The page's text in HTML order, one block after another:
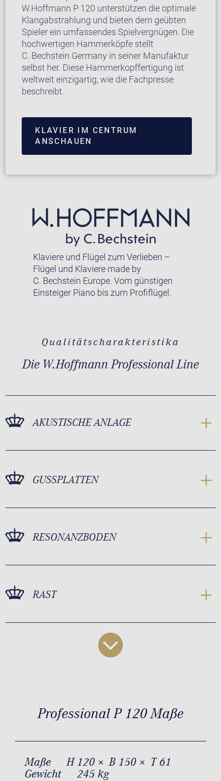
W.Hoffmann P 120 unterstützen die optimale
Klangabstrahlung und bieten dem geübten
Spieler ein umfassendes Spielvergnügen. Die
hochwertigen Hammerköpfe stellt
C. Bechstein Germany in seiner Manufaktur
selbst her. Diese Hammerkopffertigung ist
weltweit einzigartig, wie die Fachpresse
beschreibt.
KLAVIER IM CENTRUM
ANSCHAUEN
Klaviere und Flügel zum Verlieben –
Flügel und Klaviere made by
C. Bechstein Europe. Vom günstigen
Einsteiger Piano bis zum Profiflügel.
Qualitätscharakteristika
Die W.Hoffmann Professional Line
AKUSTISCHE ANLAGE
GUSSPLATTEN
RESONANZBODEN
RAST
Professional P 120 Maße
Maße
H 120 × B 150 × T 61
Gewicht
245 kg